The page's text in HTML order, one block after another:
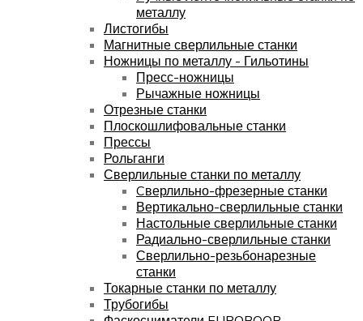
металлу
Листогибы
Магнитные сверлильные станки
Ножницы по металлу - Гильотины
Пресс-ножницы
Рычажные ножницы
Отрезные станки
Плоскошлифовальные станки
Прессы
Рольганги
Сверлильные станки по металлу
Cверлильно-фрезерные станки
Вертикально-сверлильные станки
Настольные сверлильные станки
Радиально-сверлильные станки
Сверлильно-резьбонарезные
станки
Токарные станки по металлу
Трубогибы